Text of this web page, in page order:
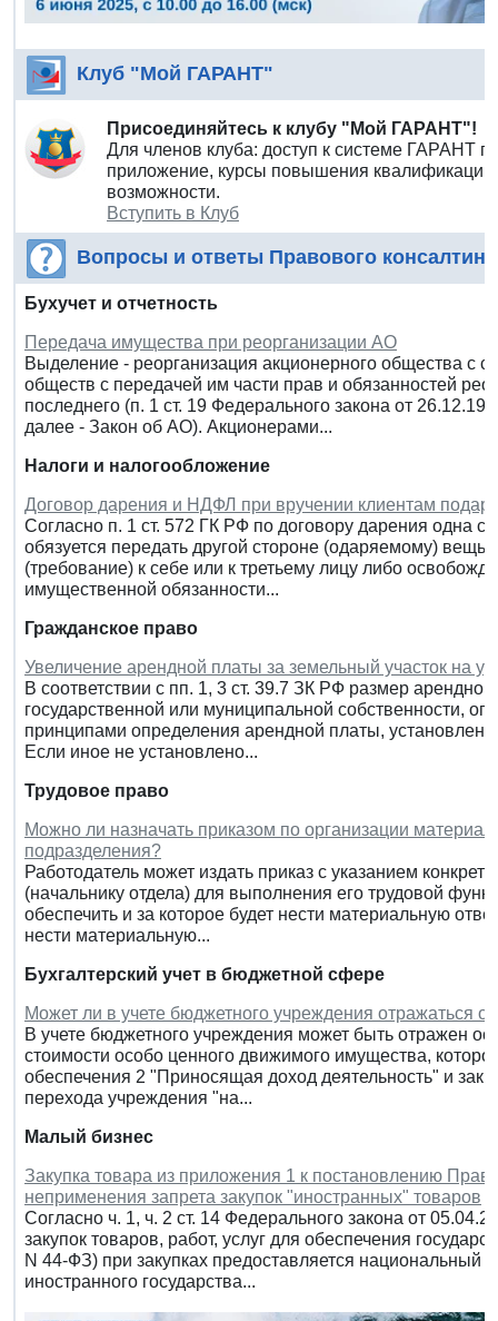
Клуб "Мой ГАРАНТ"
Присоединяйтесь к клубу "Мой ГАРАНТ"!
Для членов клуба: доступ к системе ГАРАНТ
приложение, курсы повышения квалификации
возможности.
Вступить в Клуб
Вопросы и ответы Правового
Бухучет и отчетность
Передача имущества при реорганизации АО
Выделение - реорганизация акционерного общества с
обществ с передачей им части прав и обязанностей
последнего (п. 1 ст. 19 Федерального закона от
далее - Закон об АО). Акционерами...
Налоги и налогообложение
Договор дарения и НДФЛ при вручении клиентам
Согласно п. 1 ст. 572 ГК РФ по договору дарения одна
обязуется передать другой стороне (одаряемому)
(требование) к себе или к третьему лицу либо
имущественной обязанности...
Гражданское право
Увеличение арендной платы за земельный участок на
В соответствии с пп. 1, 3 ст. 39.7 ЗК РФ размер
государственной или муниципальной собственности,
принципами определения арендной платы,
Если иное не установлено...
Трудовое право
Можно ли назначать приказом по организации
подразделения?
Работодатель может издать приказ с указанием
(начальнику отдела) для выполнения его трудовой
обеспечить и за которое будет нести материальную
нести материальную...
Бухгалтерский учет в бюджетной сфере
Может ли в учете бюджетного учреждения отражаться
В учете бюджетного учреждения может быть отражен
стоимости особо ценного движимого имущества,
обеспечения 2 "Приносящая доход деятельность" и
перехода учреждения "на...
Малый бизнес
Закупка товара из приложения 1 к постановлению
неприменения запрета закупок "иностранных" товаров
Согласно ч. 1, ч. 2 ст. 14 Федерального закона от
закупок товаров, работ, услуг для обеспечения
N 44-ФЗ) при закупках предоставляется
иностранного государства...